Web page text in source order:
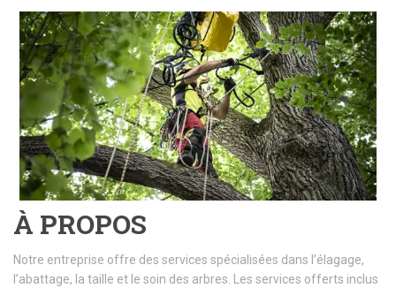
À PROPOS
Notre entreprise offre des services spécialisées dans l’élagage,
l’abattage, la taille et le soin des arbres. Les services offerts inclus